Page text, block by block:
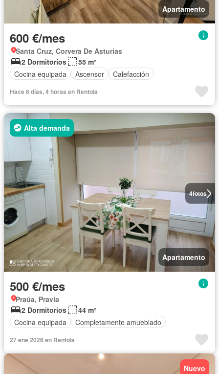
Apartamento
600 €/mes
Santa Cruz, Corvera De Asturias
2 Dormitorios
55 m²
Cocina equipada
Ascensor Calefacción
Hace 6 días, 4 horas en Rentola
4fotos
Alta demanda
Apartamento
500 €/mes
Praúa, Pravia
2 Dormitorios
44 m²
Cocina equipada
Completamente amueblado
27 ene 2026 en Rentola
Nuevo